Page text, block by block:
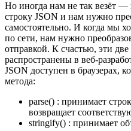
Но иногда нам не так везёт
строку JSON и нам нужно
самостоятельно. И когда мы
по сети, нам нужно
отправкой. К счастью, эти
распространены в веб-
JSON доступен в браузерах,
метода:
parse() : принимает
возвращает
stringify() : принимает